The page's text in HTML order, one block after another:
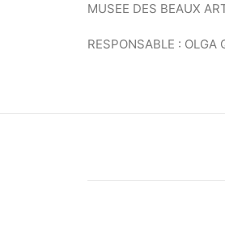
MUSEE DES BEAUX
RESPONSABLE : OLGA